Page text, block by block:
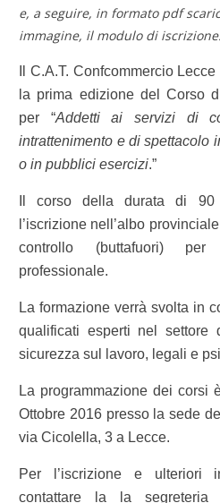
e, a seguire, in formato pdf
immagine, il modulo di
C.A.T. Confcommercio Lecce
la prima edizione del Corso
per “Addetti ai servizi di
intrattenimento e di spettacolo
o in pubblici esercizi.”
Il corso della durata di 90
l’iscrizione nell’albo
controllo (buttafuori) per
professionale.
La formazione verrà svolta in
qualificati esperti nel settore
sicurezza sul lavoro, legali e
La programmazione dei corsi
Ottobre 2016presso la sede
via Cicolella, 3 a Lecce.
Per l’iscrizione e ulteriori
contattare la la segreteria